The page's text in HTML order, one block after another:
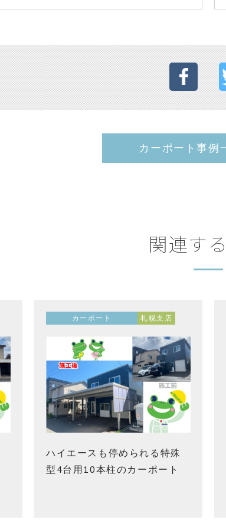
カーポート事例
関連す
カーポート 札幌支店
ハイエースも停められる特殊
型4台用10本柱のカーポート